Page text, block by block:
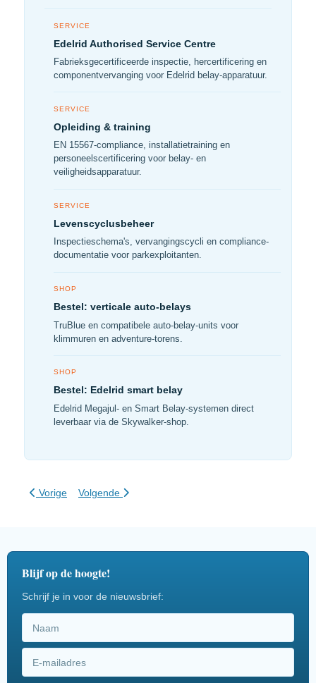
SERVICE
Edelrid Authorised Service Centre
Fabrieksgecertificeerde inspectie, hercertificering en
componentvervanging voor Edelrid belay-apparatuur.
SERVICE
Opleiding & training
EN 15567-compliance, installatietraining en
personeelscertificering voor belay- en
veiligheidsapparatuur.
SERVICE
Levenscyclusbeheer
Inspectieschema's, vervangingscycli en compliance-
documentatie voor parkexploitanten.
SHOP
Bestel: verticale auto-belays
TruBlue en compatibele auto-belay-units voor
klimmuren en adventure-torens.
SHOP
Bestel: Edelrid smart belay
Edelrid Megajul- en Smart Belay-systemen direct
leverbaar via de Skywalker-shop.
Vorig artikel: AirCruizer Kabelbaan Fiets
Vorige Volgende artikel: Avontuur in Winkelvastgoed
Volgende
Blijf op de hoogte!
Schrijf je in voor de nieuwsbrief: